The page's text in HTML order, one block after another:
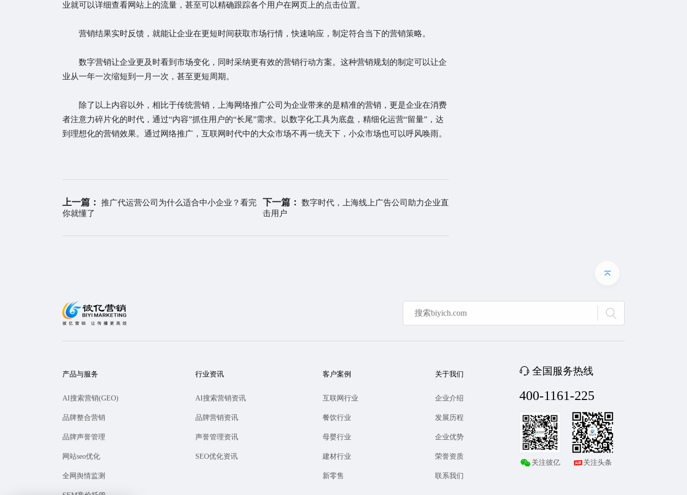
业就可以详细查看网站上的流量，甚至可以精确跟踪各个用户在网页上的点击位置。
营销结果实时反馈，就能让企业在更短时间获取市场行情，快速响应，制定符合当下的营销策略。
数字营销让企业更及时看到市场变化，同时采纳更有效的营销行动方案。这种营销规划的制定可以让企
业从一年一次缩短到一月一次，甚至更短周期。
除了以上内容以外，相比于传统营销，上海网络推广公司为企业带来的是精准的营销，更是企业在消费
者注意力碎片化的时代，通过“内容”抓住用户的“长尾”需求。以数字化工具为底盘，精细化运营“留量”，达
到理想化的营销效果。通过网络推广，互联网时代中的大众市场不再一统天下，小众市场也可以呼风唤雨。
上一篇：
推广代运营公司为什么适合中小企业？看完
你就懂了
下一篇：
数字时代，上海线上广告公司助力企业直
击用户
全国服务热线
400-1161-225
关注彼亿 关注头条
产品与服务
AI搜索营销(GEO)
品牌整合营销
品牌声誉管理
网站seo优化
全网舆情监测
行业资讯
AI搜索营销资讯
品牌营销资讯
声誉管理资讯
SEO优化资讯
客户案例
互联网行业
餐饮行业
母婴行业
建材行业
新零售
关于我们
企业介绍
发展历程
企业优势
荣誉资质
联系我们